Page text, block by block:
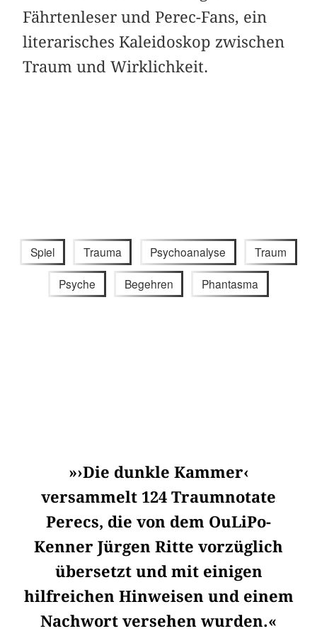
Fährtenleser und Perec-Fans, ein
literarisches Kaleidoskop zwischen
Traum und Wirklichkeit.
Spiel Trauma Psychoanalyse Traum
Psyche Begehren Phantasma
»›Die dunkle Kammer‹
versammelt 124 Traumnotate
Perecs, die von dem OuLiPo-
Kenner Jürgen Ritte vorzüglich
übersetzt und mit einigen
hilfreichen Hinweisen und einem
Nachwort versehen wurden.«